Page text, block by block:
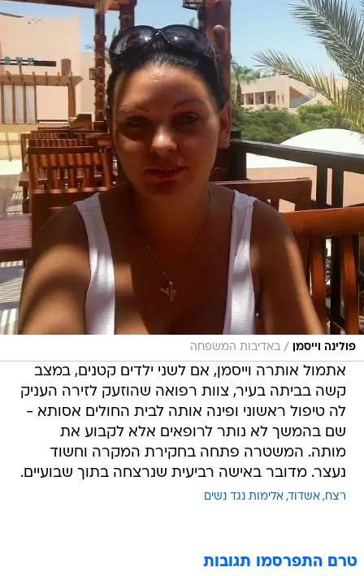
פולינה וייסמן / באדיבות המשפחה
אתמול אותרה וייסמן, אם לשני ילדים קטנים, במצב
קשה בביתה בעיר, צוות רפואה שהוזעק לזירה העניק
לה טיפול ראשוני ופינה אותה לבית החולים אסותא -
שם בהמשך לא נותר לרופאים אלא לקבוע את
מותה. המשטרה פתחה בחקירת המקרה וחשוד
נעצר. מדובר באישה רביעית שנרצחה בתוך שבועיים.
רצח אשדוד אלימות נגד נשים
טרם התפרסמו תגובות